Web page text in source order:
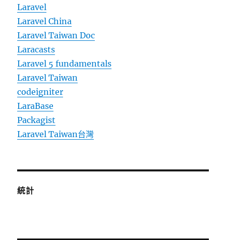
Laravel
Laravel China
Laravel Taiwan Doc
Laracasts
Laravel 5 fundamentals
Laravel Taiwan
codeigniter
LaraBase
Packagist
Laravel Taiwan台灣
統計